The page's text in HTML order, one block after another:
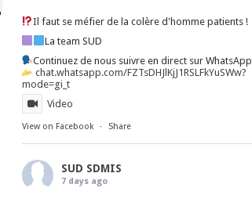
Il faut se méfier de la colère d'homme patients !
La team SUD
Continuez de nous suivre en direct sur WhatsApp
chat.whatsapp.com/FZTsDHJlKjJ1RSLFkYuSWw?
mode=gi_t
Video
View on Facebook · Share
SUD SDMIS
7 days ago